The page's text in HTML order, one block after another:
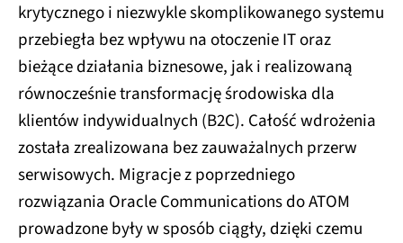
krytycznego i niezwykle skomplikowanego systemu
przebiegła bez wpływu na otoczenie IT oraz
bieżące działania biznesowe, jak i realizowaną
równocześnie transformację środowiska dla
klientów indywidualnych (B2C). Całość wdrożenia
została zrealizowana bez zauważalnych przerw
serwisowych. Migracje z poprzedniego
rozwiązania Oracle Communications do ATOM
prowadzone były w sposób ciągły, dzięki czemu